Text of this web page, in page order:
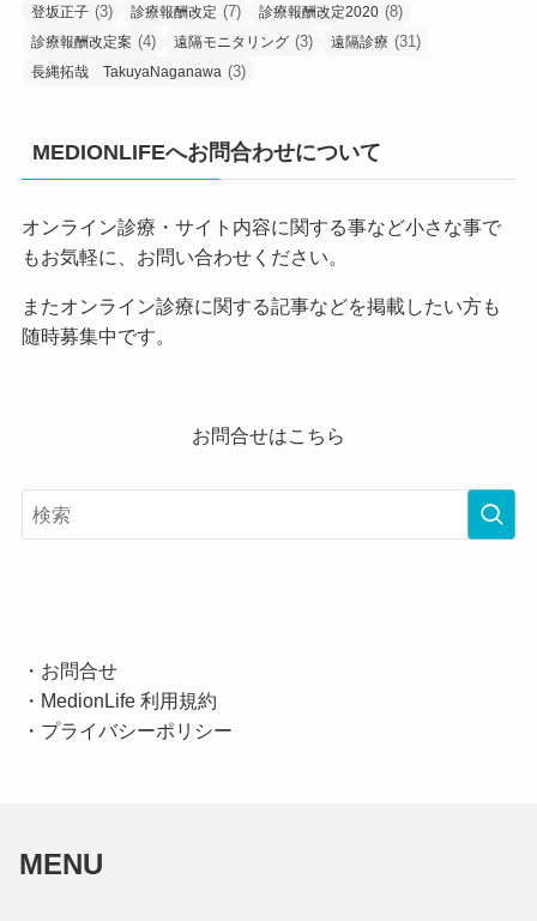
登坂正子 (3) 診療報酬改定 (7) 診療報酬改定2020 (8)
診療報酬改定案 (4) 遠隔モニタリング (3) 遠隔診療 (31)
長縄拓哉 TakuyaNaganawa (3)
MEDIONLIFEへお問合わせについて
オンライン診療・サイト内容に関する事など小さな事で
もお気軽に、お問い合わせください。
またオンライン診療に関する記事などを掲載したい方も
随時募集中です。
お問合せはこちら
・ お問合せ
・ MedionLife 利用規約
・ プライバシーポリシー
MENU